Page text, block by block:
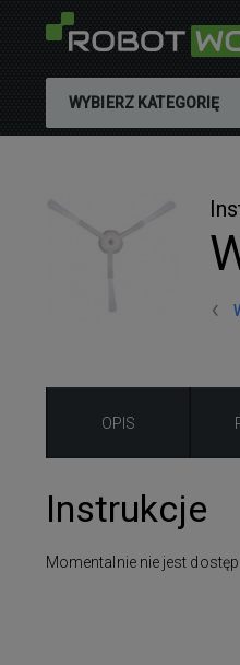
WYBIERZ KATEGORIĘ
OPIS
Instrukcje
Momentalnie nie jest